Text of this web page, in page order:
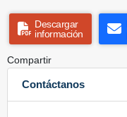
Descargar
información
Compartir
Contáctanos